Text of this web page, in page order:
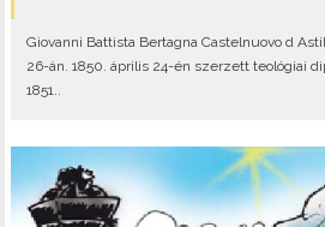
Giovanni Battista Bertagna Castelnuovo d
26-án. 1850. április 24-én szerzett teológiai
1851..